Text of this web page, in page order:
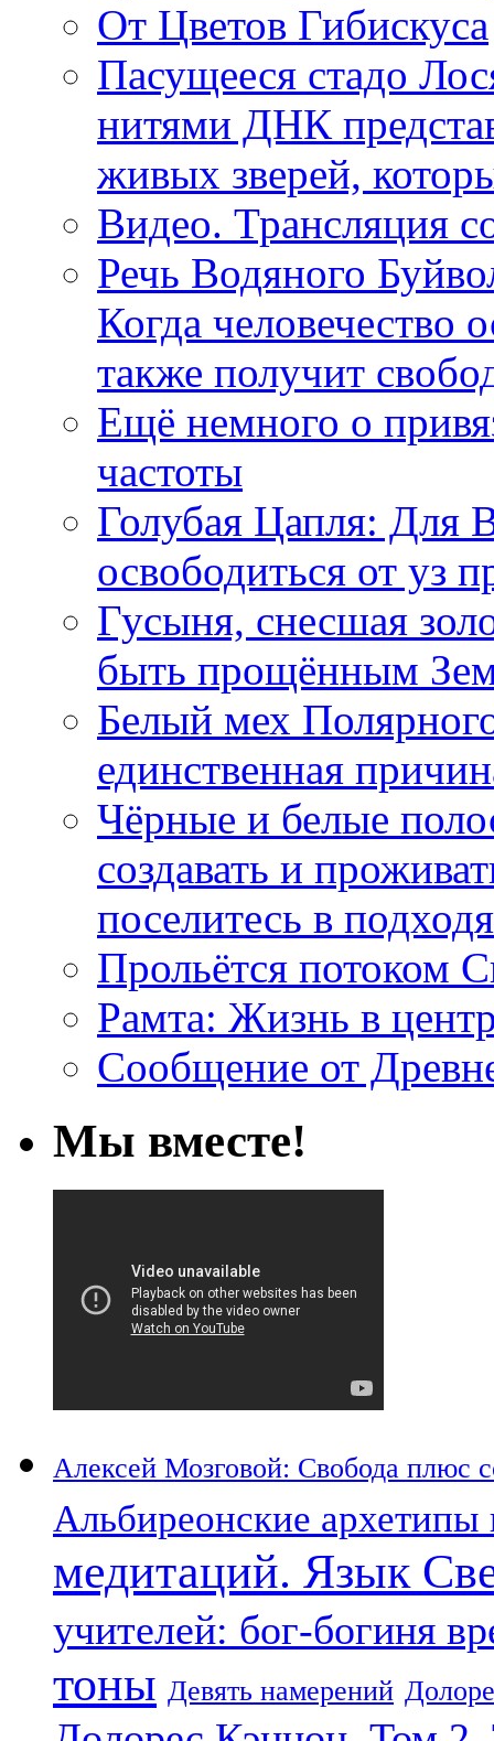
От Цветов Гибискуса
Пасущееся стадо
нитями ДНК
живых зверей,
Видео. Трансляция
Речь Водяного
Когда человечество
также получит
Ещё немного о
частоты
Голубая Цапля: Для
освободиться от уз
Гусыня, снесшая
быть прощённым
Белый мех
единственная
Чёрные и белые
создавать и
поселитесь в
Прольётся потоком
Рамта: Жизнь в
Сообщение от
Мы вместе!
Алексей Мозговой: Свобода плюс
Альбиреонские
медитаций. Язык
учителей: бог-богиня
тоны Девять намерений